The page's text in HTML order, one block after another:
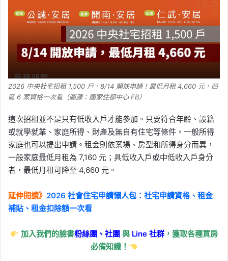
2026 中央社宅招租 1,500 戶，8/14 開放申請！最低月租 4,660 元，四
區 6 案資格一次看（圖源：國家住都中心 FB）
這次招租並不是只有低收入戶才能參加。只要符合年齡、設籍
或就學就業、家庭所得、財產及無自有住宅等條件，一般所得
家庭也可以提出申請。租金則依案場、房型和所得身分而異，
一般家庭最低月租為 7,160 元；具低收入戶或中低收入戶身分
者，最低月租可降至 4,660 元。
延伸閱讀》 2026 社會住宅申請懶人包：社宅申請資格、租金
補貼、租金扣除額一次看
加入我們的臉書粉絲團、社團與 Line社群 ，獲取各種買房
必備知識！